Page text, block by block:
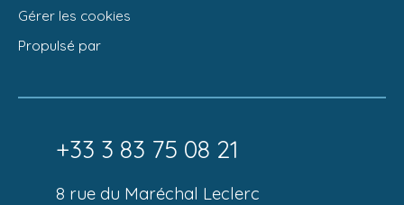
Gérer les cookies
Propulsé par
+33 3 83 75 08 21
8 rue du Maréchal Leclerc